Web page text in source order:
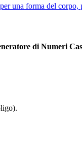
una forma del
di Numeri